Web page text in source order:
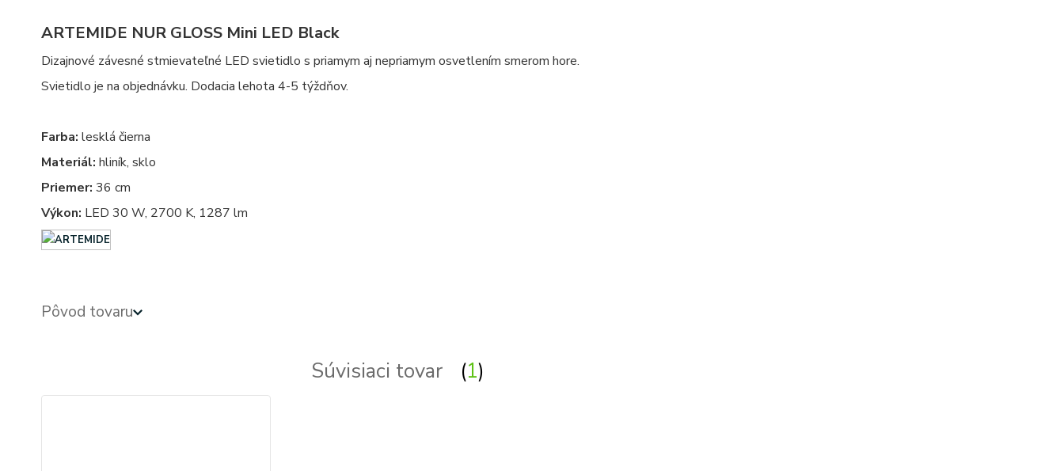
ARTEMIDE NUR GLOSS Mini LED Black
Dizajnové závesné stmievateľné LED svietidlo s priamym aj nepriamym osvetlením smerom hore.
Svietidlo je na objednávku. Dodacia lehota 4-5 týždňov.
Farba: lesklá čierna
Materiál: hliník, sklo
Priemer: 36 cm
Výkon: LED 30 W, 2700 K, 1287 lm
Pôvod tovaru
Súvisiaci tovar 1